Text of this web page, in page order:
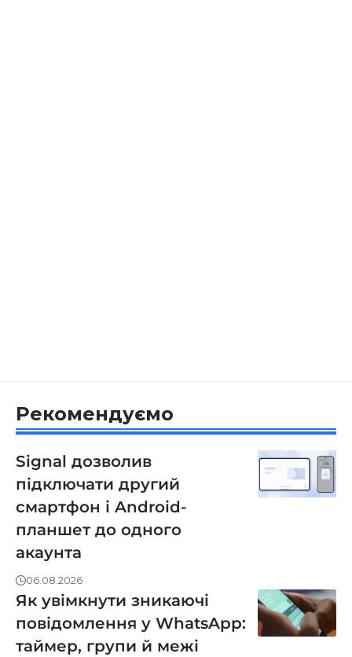
Рекомендуємо
Signal дозволив
підключати другий
смартфон і Android-
планшет до одного
акаунта
06.08.2026
Як увімкнути зникаючі
повідомлення у WhatsApp:
таймер, групи й межі